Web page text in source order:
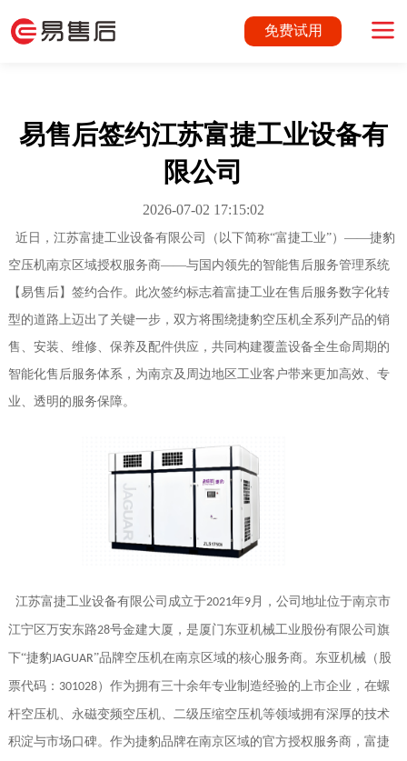
免费试用
易售后签约江苏富捷工业设备有
限公司
2026-07-02 17:15:02
近日，江苏富捷工业设备有限公司（以下简称“富捷工业”）——捷豹
空压机南京区域授权服务商——与国内领先的智能售后服务管理系统
【易售后】 签约合作。此次签约标志着富捷工业在售后服务数字化转
型的道路上迈出了关键一步，双方将围绕捷豹空压机全系列产品的销
售、安装、维修、保养及配件供应，共同构建覆盖设备全生命周期的
智能化售后服务体系，为南京及周边地区工业客户带来更加高效、专
业、透明的服务保障。
江苏富捷工业设备有限公司成立于2021年9月，公司地址位于南京市
江宁区万安东路28号金建大厦，是厦门东亚机械工业股份有限公司旗
下“捷豹JAGUAR”品牌空压机在南京区域的核心服务商。东亚机械（股
票代码： 301028）作为拥有三十余年专业制造经验的上市企业，在螺
杆空压机、永磁变频空压机、二级压缩空压机等领域拥有深厚的技术
积淀与市场口碑。作为捷豹品牌在南京区域的官方授权服务商，富捷